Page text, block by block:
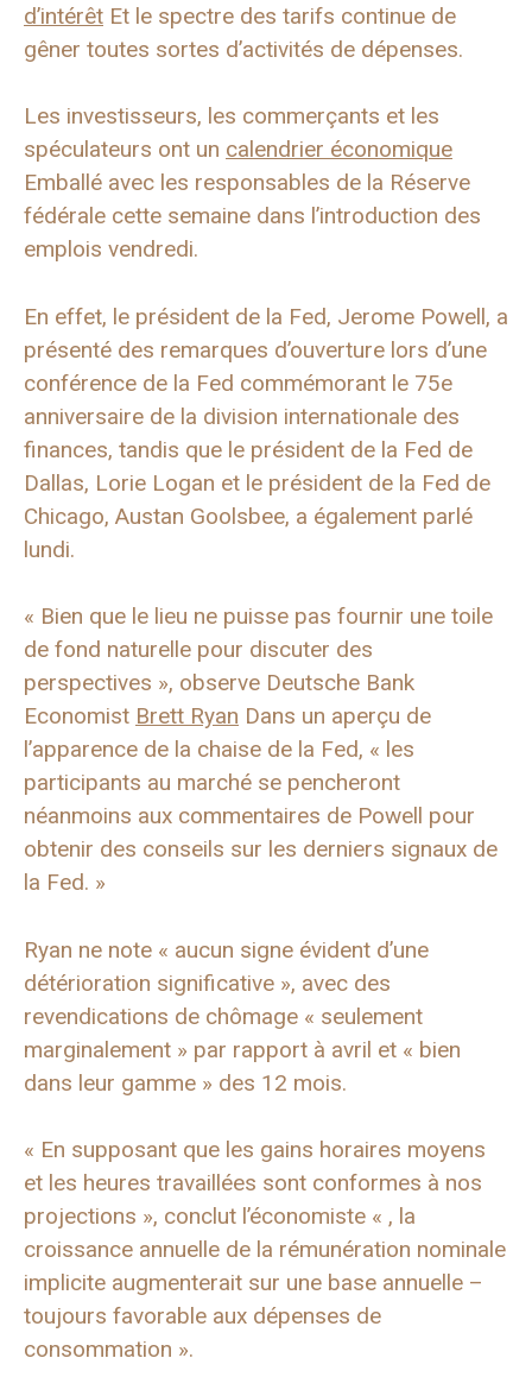
d’intérêt Et le spectre des tarifs continue de
gêner toutes sortes d’activités de dépenses.
Les investisseurs, les commerçants et les
spéculateurs ont un calendrier économique
Emballé avec les responsables de la Réserve
fédérale cette semaine dans l’introduction des
emplois vendredi.
En effet, le président de la Fed, Jerome Powell, a
présenté des remarques d’ouverture lors d’une
conférence de la Fed commémorant le 75e
anniversaire de la division internationale des
finances, tandis que le président de la Fed de
Dallas, Lorie Logan et le président de la Fed de
Chicago, Austan Goolsbee, a également parlé
lundi.
« Bien que le lieu ne puisse pas fournir une toile
de fond naturelle pour discuter des
perspectives », observe Deutsche Bank
Economist Brett Ryan Dans un aperçu de
l’apparence de la chaise de la Fed, « les
participants au marché se pencheront
néanmoins aux commentaires de Powell pour
obtenir des conseils sur les derniers signaux de
la Fed. »
Ryan ne note « aucun signe évident d’une
détérioration significative », avec des
revendications de chômage « seulement
marginalement » par rapport à avril et « bien
dans leur gamme » des 12 mois.
« En supposant que les gains horaires moyens
et les heures travaillées sont conformes à nos
projections », conclut l’économiste « , la
croissance annuelle de la rémunération nominale
implicite augmenterait sur une base annuelle –
toujours favorable aux dépenses de
consommation ».